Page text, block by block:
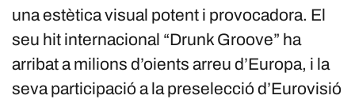
una estètica visual potent i provocadora. El
seu hit internacional “Drunk Groove” ha
arribat a milions d’oients arreu d’Europa, i la
seva participació a la preselecció d’Eurovisió